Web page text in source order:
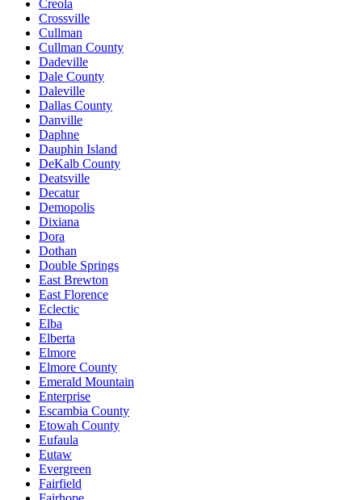
Creola
Crossville
Cullman
Cullman County
Dadeville
Dale County
Daleville
Dallas County
Danville
Daphne
Dauphin Island
DeKalb County
Deatsville
Decatur
Demopolis
Dixiana
Dora
Dothan
Double Springs
East Brewton
East Florence
Eclectic
Elba
Elberta
Elmore
Elmore County
Emerald Mountain
Enterprise
Escambia County
Etowah County
Eufaula
Eutaw
Evergreen
Fairfield